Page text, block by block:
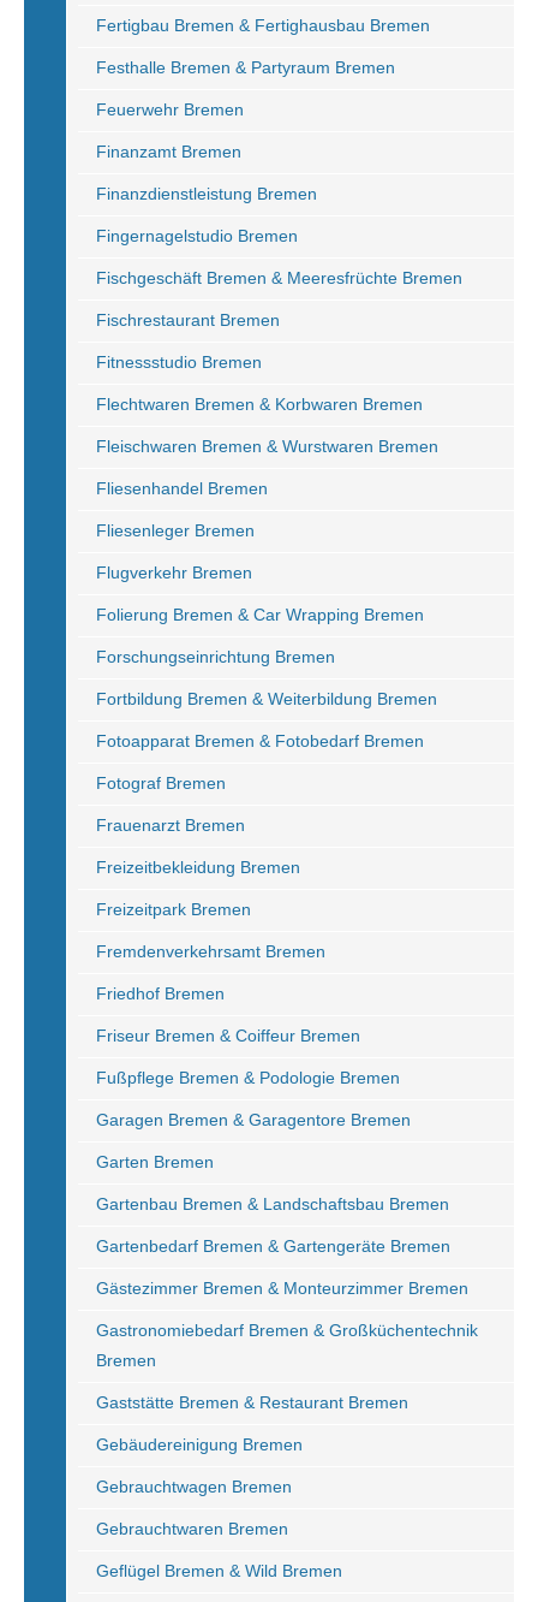
Fertigbau Bremen & Fertighausbau Bremen
Festhalle Bremen & Partyraum Bremen
Feuerwehr Bremen
Finanzamt Bremen
Finanzdienstleistung Bremen
Fingernagelstudio Bremen
Fischgeschäft Bremen & Meeresfrüchte Bremen
Fischrestaurant Bremen
Fitnessstudio Bremen
Flechtwaren Bremen & Korbwaren Bremen
Fleischwaren Bremen & Wurstwaren Bremen
Fliesenhandel Bremen
Fliesenleger Bremen
Flugverkehr Bremen
Folierung Bremen & Car Wrapping Bremen
Forschungseinrichtung Bremen
Fortbildung Bremen & Weiterbildung Bremen
Fotoapparat Bremen & Fotobedarf Bremen
Fotograf Bremen
Frauenarzt Bremen
Freizeitbekleidung Bremen
Freizeitpark Bremen
Fremdenverkehrsamt Bremen
Friedhof Bremen
Friseur Bremen & Coiffeur Bremen
Fußpflege Bremen & Podologie Bremen
Garagen Bremen & Garagentore Bremen
Garten Bremen
Gartenbau Bremen & Landschaftsbau Bremen
Gartenbedarf Bremen & Gartengeräte Bremen
Gästezimmer Bremen & Monteurzimmer Bremen
Gastronomiebedarf Bremen & Großküchentechnik
Bremen
Gaststätte Bremen & Restaurant Bremen
Gebäudereinigung Bremen
Gebrauchtwagen Bremen
Gebrauchtwaren Bremen
Geflügel Bremen & Wild Bremen